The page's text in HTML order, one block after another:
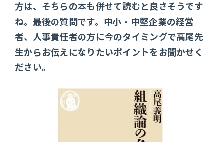
方は、そちらの本も併せて読むと良さそうです
ね。最後の質問です。中小・中堅企業の経営
者、人事責任者の方に今のタイミングで高尾先
生からお伝えになりたいポイントをお聞かせく
ださい。